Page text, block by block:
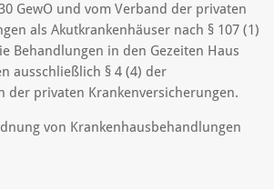
GewO und vom Verband der privaten
als Akutkrankenhäuser nach § 107 (1)
Behandlungen in den Gezeiten Haus
ausschließlich § 4 (4) der
der privaten Krankenversicherungen.
von Krankenhausbehandlungen